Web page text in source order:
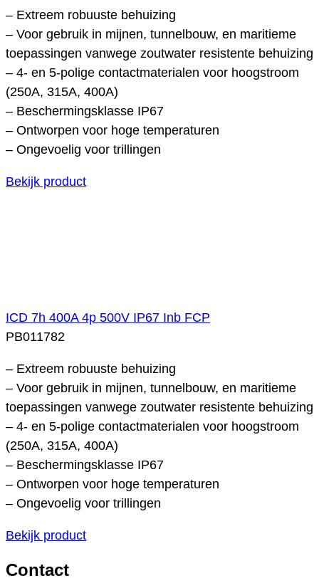
– Extreem robuuste behuizing
– Voor gebruik in mijnen, tunnelbouw, en maritieme
toepassingen vanwege zoutwater resistente behuizing
– 4- en 5-polige contactmaterialen voor hoogstroom
(250A, 315A, 400A)
– Beschermingsklasse IP67
– Ontworpen voor hoge temperaturen
– Ongevoelig voor trillingen
Bekijk product
ICD 7h 400A 4p 500V IP67 Inb FCP
PB011782
– Extreem robuuste behuizing
– Voor gebruik in mijnen, tunnelbouw, en maritieme
toepassingen vanwege zoutwater resistente behuizing
– 4- en 5-polige contactmaterialen voor hoogstroom
(250A, 315A, 400A)
– Beschermingsklasse IP67
– Ontworpen voor hoge temperaturen
– Ongevoelig voor trillingen
Bekijk product
Contact